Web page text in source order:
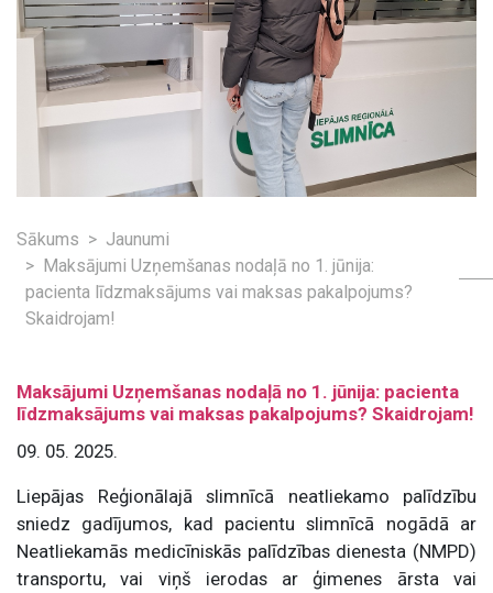
Sākums
Jaunumi
Maksājumi Uzņemšanas nodaļā no 1. jūnija:
pacienta līdzmaksājums vai maksas pakalpojums?
Skaidrojam!
Maksājumi Uzņemšanas nodaļā no 1. jūnija: pacienta
līdzmaksājums vai maksas pakalpojums? Skaidrojam!
09. 05. 2025.
Liepājas Reģionālajā slimnīcā neatliekamo palīdzību
sniedz gadījumos, kad pacientu slimnīcā nogādā ar
Neatliekamās medicīniskās palīdzības dienesta (NMPD)
transportu, vai viņš ierodas ar ģimenes ārsta vai